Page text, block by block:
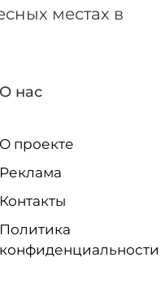
местах в
О нас
О проекте
Реклама
Контакты
Политика
конфиденциальности